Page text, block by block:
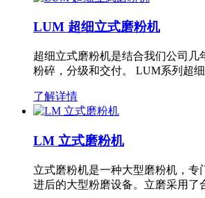
LUM 超细立式磨粉机
超细立式磨粉机是结合我们公司
粉碎，分级和交付。 LUM系列超
了解详情
LM 立式磨粉机
立式磨粉机是一种大型磨粉机，
进后的大型粉磨设备。立磨采用